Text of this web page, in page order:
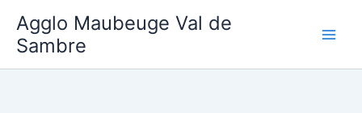
contenu
Agglo Maubeuge Val de
Sambre